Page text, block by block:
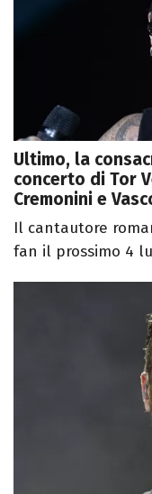
Ultimo, la
concerto di Tor
Cremonini e
Il cantautore
fan il prossimo 4